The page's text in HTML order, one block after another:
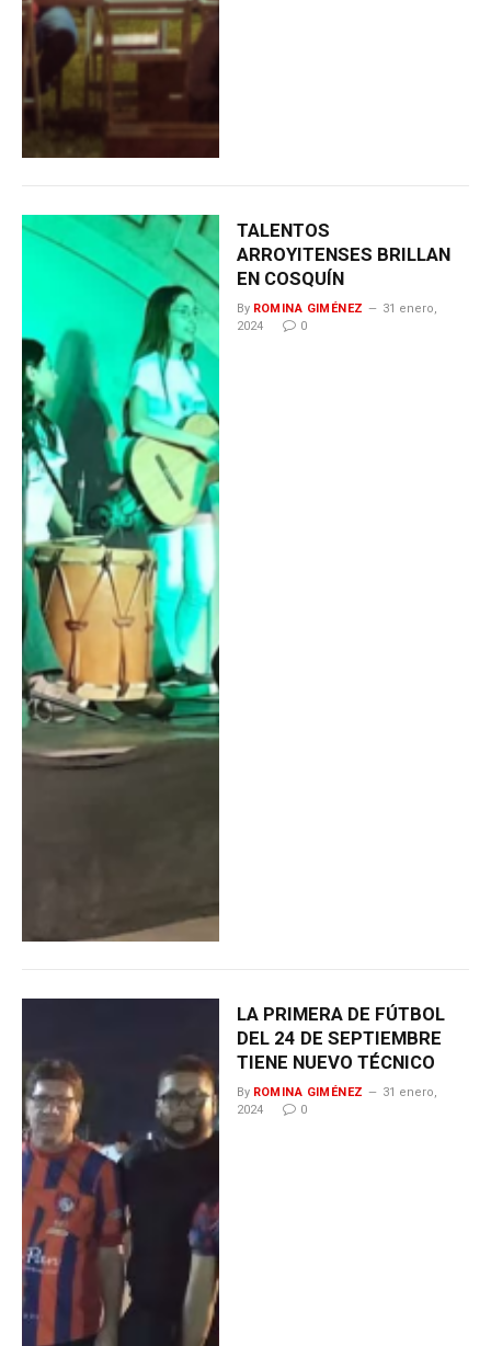
TALENTOS
ARROYITENSES BRILLAN
EN COSQUÍN
By ROMINA GIMÉNEZ
31 enero,
2024
0
LA PRIMERA DE FÚTBOL
DEL 24 DE SEPTIEMBRE
TIENE NUEVO TÉCNICO
By ROMINA GIMÉNEZ
31 enero,
2024
0